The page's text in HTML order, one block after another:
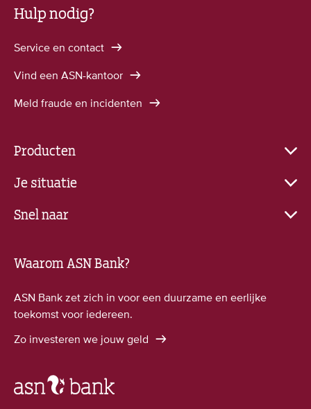
Hulp nodig?
Service en contact
Vind een ASN-kantoor
Meld fraude en incidenten
Producten
Je situatie
Snel naar
Waarom ASN Bank?
ASN Bank zet zich in voor een duurzame en eerlijke
toekomst voor iedereen.
Zo investeren we jouw geld